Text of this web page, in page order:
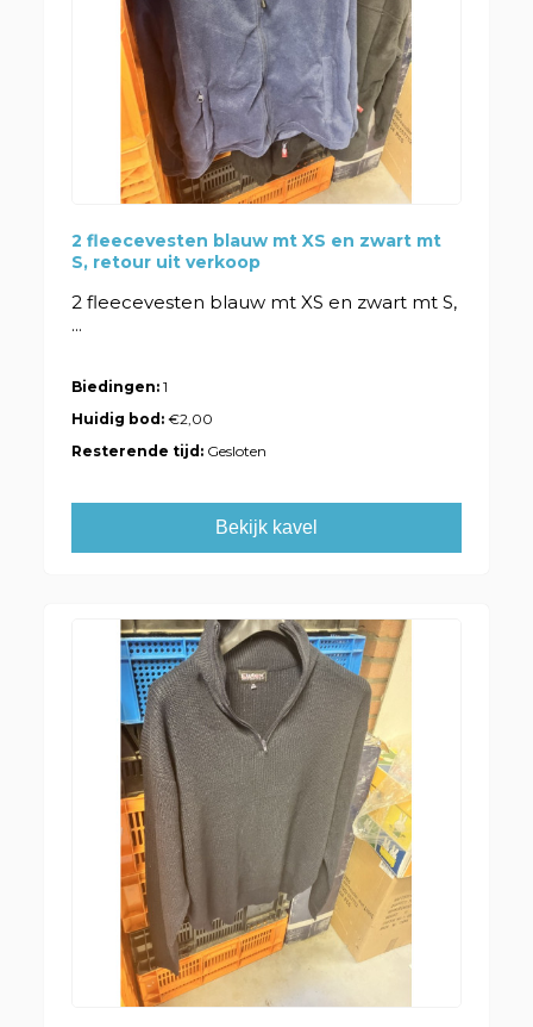
2 fleecevesten blauw mt XS en zwart mt
S, retour uit verkoop
2 fleecevesten blauw mt XS en zwart mt S,
...
Biedingen: 1
Huidig bod:€2,00
Resterende tijd: Gesloten
Bekijk kavel